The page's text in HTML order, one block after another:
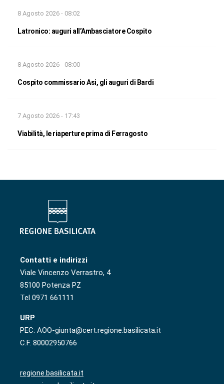
8 Agosto 2026 - 08:02
Latronico: auguri all’Ambasciatore Cospito
8 Agosto 2026 - 08:00
Cospito commissario Asi, gli auguri di Bardi
7 Agosto 2026 - 17:43
Viabilità, le riaperture prima di Ferragosto
Contatti e indirizzi
Viale Vincenzo Verrastro, 4
85100 Potenza PZ
Tel 0971 661111
URP
PEC: AOO-giunta@cert.regione.basilicata.it
C.F. 80002950766
regione.basilicata.it